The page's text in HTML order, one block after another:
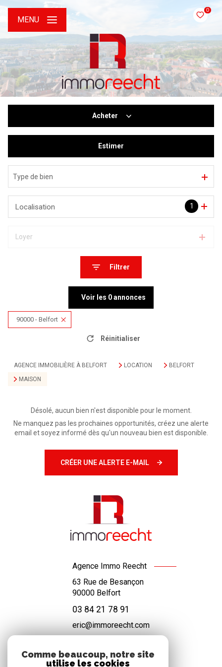
0
MENU
Acheter
De l'immo pro
Estimer
Type de bien
1
Localisation
Loyer
Filtrer
Voir les 0annonces
90000 - Belfort
Réinitialiser
AGENCE IMMOBILIÈRE À BELFORT LOCATION
BELFORT
MAISON
Désolé, aucun bien n'est disponible pour le moment.
Ne manquez pas les prochaines opportunités, créez une alerte
email et soyez informé dès qu'un nouveau bien est disponible.
CRÉER UNE ALERTE E-MAIL
Agence Immo Reecht
63 Rue de Besançon
90000 Belfort
03 84 21 78 91
eric@immoreecht.com
NOS RÉSEAUX
Comme beaucoup, notre site
utilise les cookies